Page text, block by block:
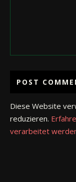
Diese Website
reduzieren.
verarbeitet